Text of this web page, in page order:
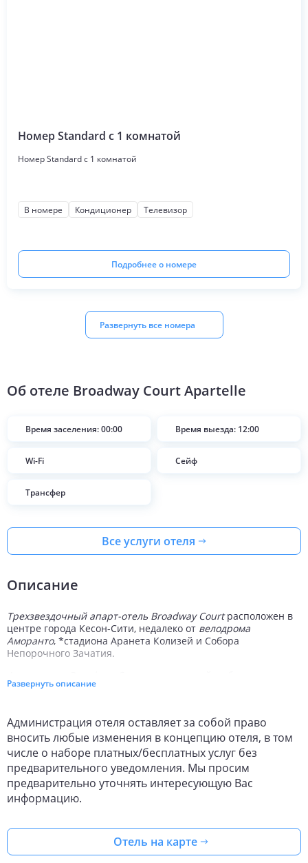
Номер Standard c 1 комнатой
Номер Standard c 1 комнатой
В номере Кондиционер Телевизор
Подробнее о номере
Развернуть все номера
Об отеле Broadway Court Apartelle
Время заселения: 00:00 Время выезда: 12:00
Wi-Fi Сейф
Трансфер
Все услуги отеля
Описание
Трехзвездочный апарт-отель Broadway Courtрасположен в
центре города Кесон-Сити, недалеко от велодрома
Аморанто, *стадиона Аранета Колизей и Собора
Непорочного Зачатия.
деловых людей, так и для туристов. Вокруг отеля разбит
персонал, говорящий на многих языках.
За дополнительную плату предоставляется
беспроводной
высокоскоростной доступ в Интернети трансфер из и до
аэропорта. Здесь также есть открытый теннисный корт. В
отеле вы найдете бизнес-центр.
В каждом из 35 кондиционируемых номеров вас ждет:
телевизор с возможностью просмотра кабельных
телеканалов и мини-кухня. За дополнительную плату
предоставляетсябеспроводной высокоскоростной доступ в
Развернуть описание
Администрация отеля оставляет за собой право
вносить любые изменения в концепцию отеля, в том
числе о наборе платных/бесплатных услуг без
предварительного уведомления. Мы просим
предварительно уточнять интересующую Вас
информацию.
Отель на карте